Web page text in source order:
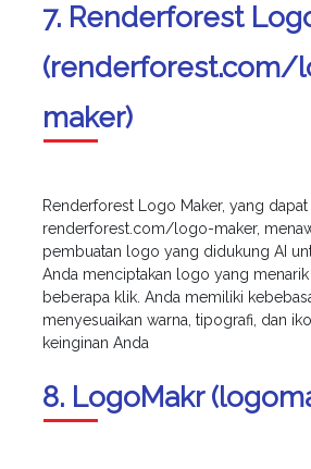
7. Renderforest
(renderforest.com/
maker)
Renderforest Logo Maker, yang
renderforest.com/logo-maker,
pembuatan logo yang didukung AI
Anda menciptakan logo yang
beberapa klik. Anda memiliki
menyesuaikan warna, tipografi, dan
keinginan Anda
8. LogoMakr